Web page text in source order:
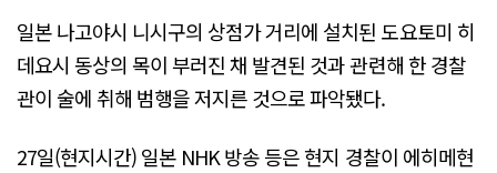
일본 나고야시 니시구의 상점가 거리에 설치된 도요토미 히
데요시 동상의 목이 부러진 채 발견된 것과 관련해 한 경찰
관이 술에 취해 범행을 저지른 것으로 파악됐다.
27일(현지시간) 일본 NHK 방송 등은 현지 경찰이 에히메현